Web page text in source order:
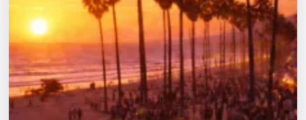
Города
Площадки
Артисты
Рейтинги